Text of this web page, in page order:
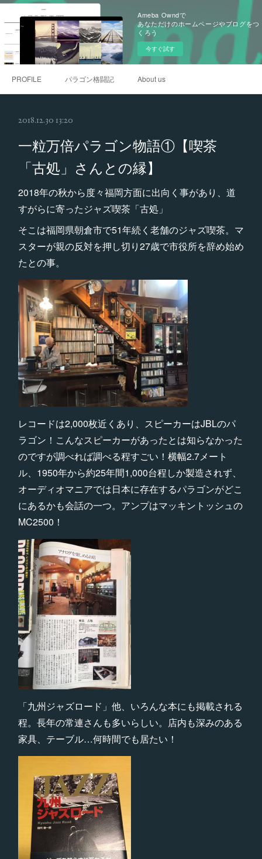
Ameba Owndで
あなただけのホームページやブログをつ
くろう
今すぐ試す
PROFILE パラゴン格闘記 About us
2018.12.30 13:20
一粒万倍パラゴン物語①【喫茶
「古処」さんとの縁】
2018年の秋から度々福岡方面に出向く事があり、道
すがらに寄ったジャズ喫茶「古処」
そこは福岡県朝倉市で51年続く老舗のジャズ喫茶。マ
スターが親の反対を押し切り27歳で市役所を辞め始め
たとの事。
レコードは2,000枚近くあり、スピーカーはJBLのパ
ラゴン！こんなスピーカーがあったとは知らなかった
のですが調べれば調べる程すごい！横幅2.7メート
ル、1950年から約25年間1,000台程しか製造されず、
オーディオマニアでは日本に存在するパラゴンがどこ
にあるかも会話の一つ。アンプはマッキントッシュの
MC2500！
「九州ジャズロード」他、いろんな本にも掲載される
程。長年の常連さんも多いらしい。店内も深みのある
家具、テーブル…何時間でも居たい！